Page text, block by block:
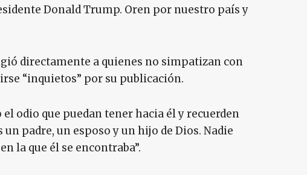
Donald Trump. Oren por nuestro país y
directamente a quienes no simpatizan con
“inquietos” por su publicación.
odio que puedan tener hacia él y recuerden
un padre, un esposo y un hijo de Dios. Nadie
la que él se encontraba”.